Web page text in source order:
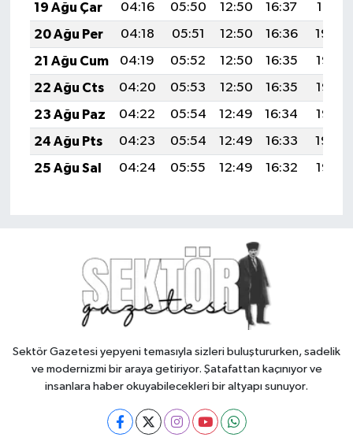
19 Ağu Çar
04:16 05:50 12:50 16:37
19:41
20 Ağu Per
04:18 05:51 12:50 16:36
19:40
21 Ağu Cum
04:19 05:52 12:50 16:35
19:38
22 Ağu Cts
04:20 05:53 12:50 16:35
19:37
23 Ağu Paz
04:22 05:54 12:49 16:34
19:35
24 Ağu Pts
04:23 05:54 12:49 16:33
19:34
25 Ağu Sal
04:24 05:55 12:49 16:32 19:32
Sektör Gazetesi yepyeni temasıyla sizleri buluştururken, sadelik
ve modernizmi bir araya getiriyor. Şatafattan kaçınıyor ve
insanlara haber okuyabilecekleri bir altyapı sunuyor.